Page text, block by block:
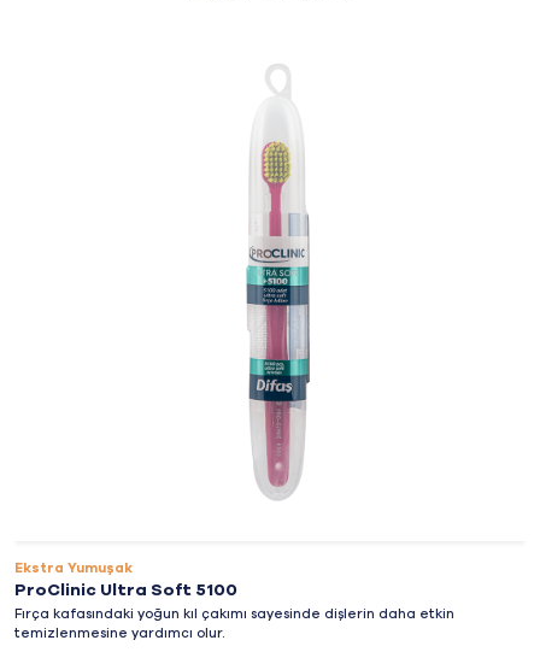
Ekstra Yumuşak
ProClinic Ultra Soft 5100
Fırça kafasındaki yoğun kıl çakımı sayesinde dişlerin daha etkin
temizlenmesine yardımcı olur.